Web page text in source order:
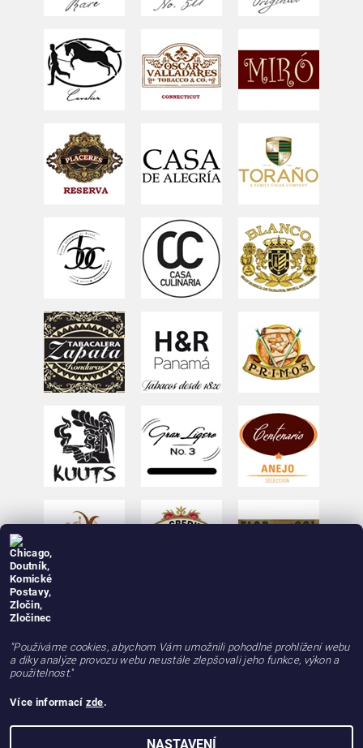
podmínkami ochrany
2026 © deLAMOTT, e-shop - doutniky24.cz, doutníky se zárukou 100% kvality, rychle a
"Používáme cookies, abychom Vám umožnili pohodlné prohlížení webu
a díky analýze provozu webu neustále zlepšovali jeho funkce, výkon a
použitelnost."
Více informací zde.
NASTAVENÍ